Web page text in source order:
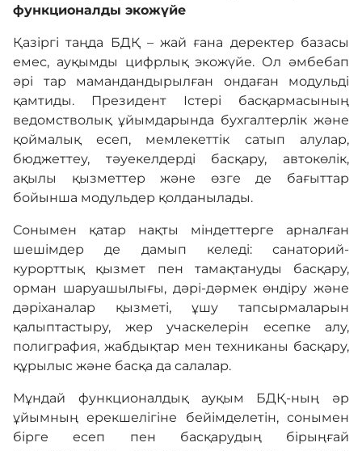
функционалды экожүйе
Қазіргі таңда БДҚ – жай ғана деректер базасы
емес, ауқымды цифрлық экожүйе. Ол әмбебап
әрі тар мамандандырылған ондаған модульді
қамтиды. Президент Істері басқармасының
ведомстволық ұйымдарында бухгалтерлік және
қоймалық есеп, мемлекеттік сатып алулар,
бюджеттеу, тәуекелдерді басқару, автокөлік,
ақылы қызметтер және өзге де бағыттар
бойынша модульдер қолданылады.
Сонымен қатар нақты міндеттерге арналған
шешімдер де дамып келеді: санаторий-
курорттық қызмет пен тамақтануды басқару,
орман шаруашылығы, дәрі-дәрмек өндіру және
дәріханалар қызметі, ұшу тапсырмаларын
қалыптастыру, жер учаскелерін есепке алу,
полиграфия, жабдықтар мен техниканы басқару,
құрылыс және басқа да салалар.
Мұндай функционалдық ауқым БДҚ-ның әр
ұйымның ерекшелігіне бейімделетін, сонымен
бірге есеп пен басқарудың бірыңғай